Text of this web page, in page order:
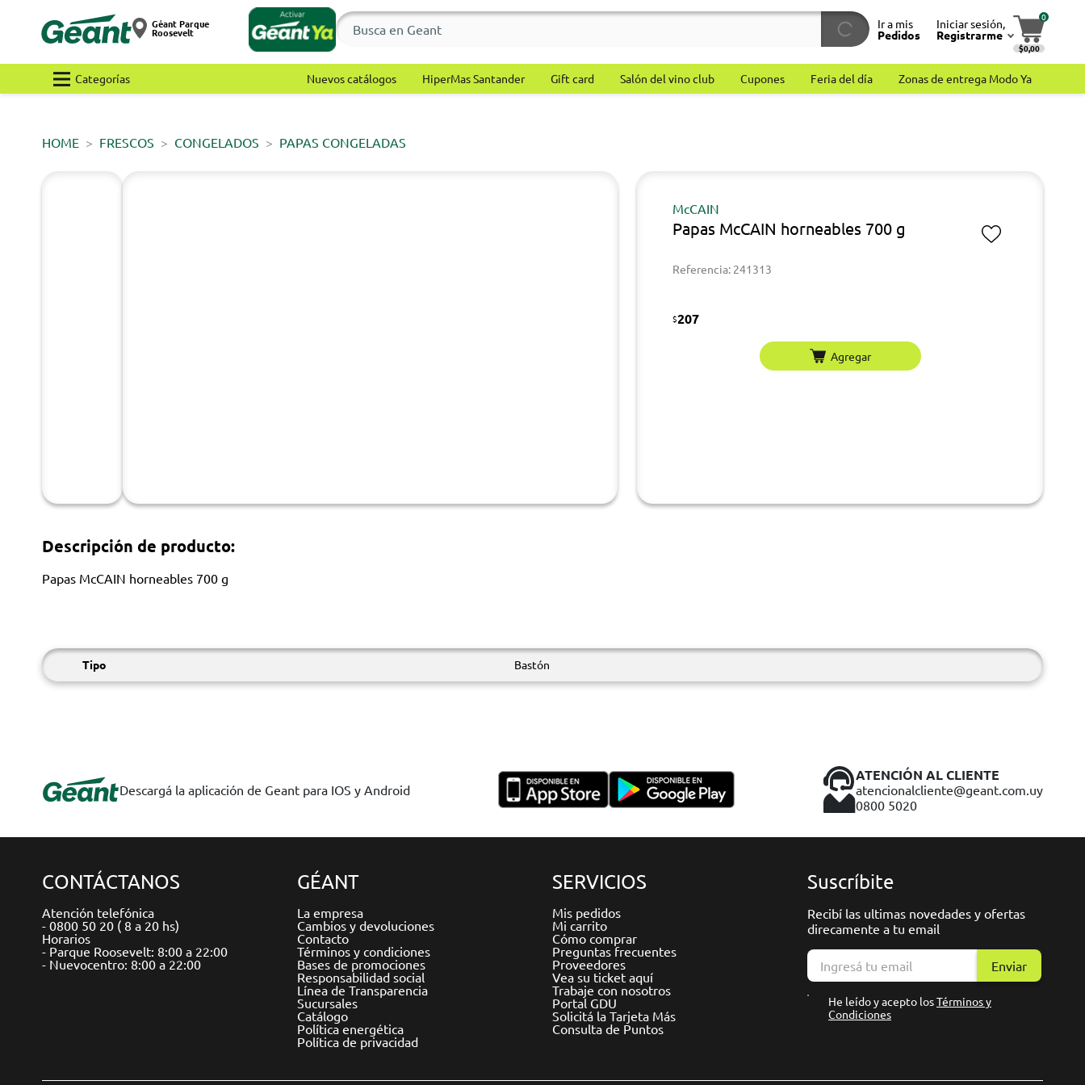
Géant Parque
Roosevelt
Ir a mis
Pedidos
Iniciar sesión,
Registrarme
0
$0,00
Categorías Nuevos catálogos HiperMas Santander Gift card Salón del vino club Cupones Feria del día Zonas de entrega Modo Ya
HOME FRESCOS CONGELADOS PAPAS CONGELADAS
McCAIN
Papas McCAIN horneables 700 g
Referencia: 241313
$207
Agregar
Descripción de producto:
Papas McCAIN horneables 700 g
Tipo Bastón
Descargá la aplicación de Geant para IOS y Android
ATENCIÓN AL CLIENTE
atencionalcliente@geant.com.uy
0800 5020
CONTÁCTANOS
Atención telefónica
- 0800 50 20 ( 8 a 20 hs)
Horarios
- Parque Roosevelt: 8:00 a 22:00
- Nuevocentro: 8:00 a 22:00
GÉANT
La empresa
Cambios y devoluciones
Contacto
Términos y condiciones
Bases de promociones
Responsabilidad social
Línea de Transparencia
Sucursales
Catálogo
Política energética
Política de privacidad
SERVICIOS
Mis pedidos
Mi carrito
Cómo comprar
Preguntas frecuentes
Proveedores
Vea su ticket aquí
Trabaje con nosotros
Portal GDU
Solicitá la Tarjeta Más
Consulta de Puntos
Suscríbite
Recibí las ultimas novedades y ofertas
direcamente a tu email
Enviar
He leído y acepto losTérminos y
Condiciones